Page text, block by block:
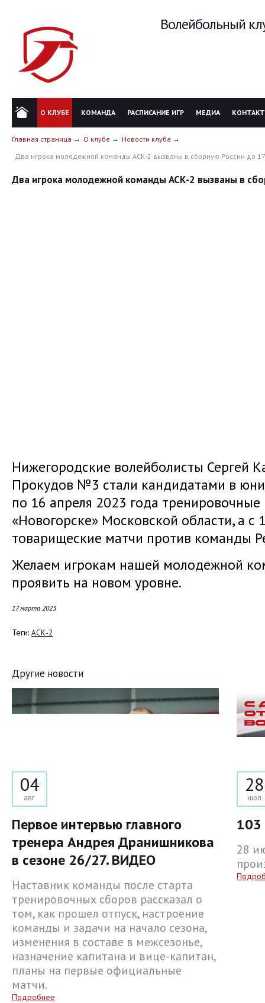
Волейбольный
О КЛУБЕ КОМАНДА РАСПИСАНИЕ ИГР МЕДИА
Главная страница О клубе
Новости клуба
Два игрока молодежной команды АСК-2 вызваны в сборную России до
Два игрока молодежной команды АСК-2 вызваны в
Нижегородские волейболисты Сергей
Прокудов №3 стали кандидатами в
по 16 апреля 2023 года
«Новогорске» Московской области, а с
товарищеские матчи против команды
Желаем игрокам нашей молодежной
проявить на новом уровне.
17 марта 2023
Теги: АСК-2
Другие новости
04
авг
Первое интервью главного
тренера Андрея Дранишникова
в сезоне 26/27. ВИДЕО
Наставник команды после старта
тренировочных сборов рассказал о
том, как прошел отпуск, настроение
команды и задачи на начало сезона,
изменения в составе в межсезонье,
назначение капитана и вице-капитан,
планы на первые официальные
матчи.
Подробнее
28
июл
103
28